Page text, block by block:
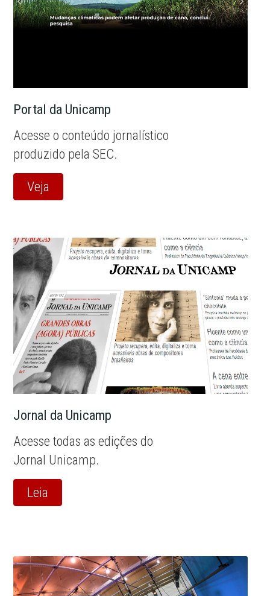
Portal da Unicamp
Acesse o conteúdo jornalístico
produzido pela SEC.
Veja
Jornal da Unicamp
Acesse todas as edições do
Jornal Unicamp.
Leia